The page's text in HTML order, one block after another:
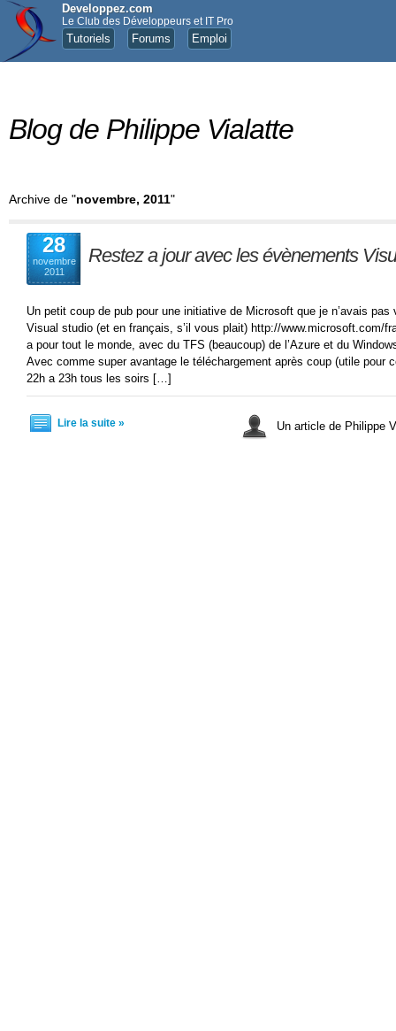
Developpez.com
Le Club des Développeurs et IT Pro
Tutoriels Forums Emploi
Blog de Philippe Vialatte
Archive de "novembre, 2011"
28
novembre
2011
Restez a jour avec les évènements
Un petit coup de pub pour une initiative de Microsoft que je n’avais
Visual studio (et en français, s’il vous plait) http://www.microsoft.com/
a pour tout le monde, avec du TFS (beaucoup) de l’Azure et du
Avec comme super avantage le téléchargement après coup (utile pour
22h a 23h tous les soirs […]
Lire la suite » Un article de Philippe